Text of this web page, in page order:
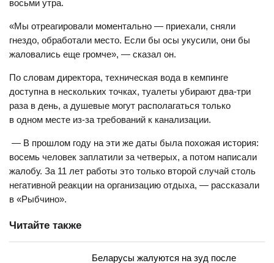
восьми утра.
«Мы отреагировали моментально — приехали, сняли
гнездо, обработали место. Если бы осы укусили, они бы
жаловались еще громче», — сказал он.
По словам директора, техническая вода в кемпинге
доступна в нескольких точках, туалеты убирают два-три
раза в день, а душевые могут располагаться только
в одном месте из-за требований к канализации.
— В прошлом году на эти же даты была похожая история:
восемь человек заплатили за четверых, а потом написали
жалобу. За 11 лет работы это только второй случай столь
негативной реакции на организацию отдыха, — рассказали
в «Рыбчино».
Читайте также
Беларусы жалуются на зуд после